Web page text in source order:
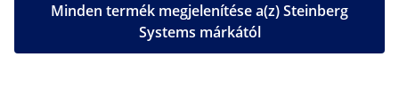
Minden termék megjelenítése a(z) Steinberg
Systems márkától